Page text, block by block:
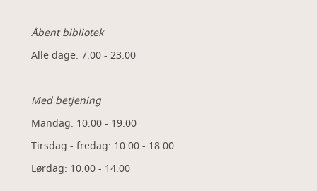
Åbent bibliotek
Alle dage: 7.00 - 23.00
Med betjening
Mandag: 10.00 - 19.00
Tirsdag - fredag: 10.00 - 18.00
Lørdag: 10.00 - 14.00